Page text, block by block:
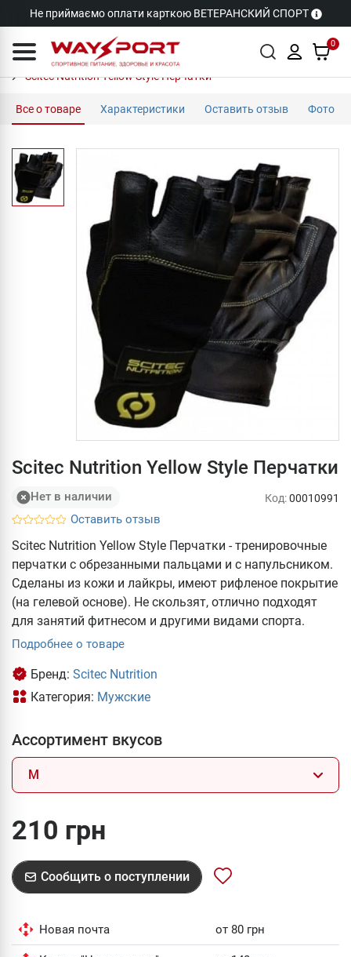
Не приймаємо оплати карткою ВЕТЕРАНСКИЙ СПОРТ
0
Scitec Nutrition Yellow Style Перчатки
Все о товаре Характеристики Оставить отзыв Фото
Scitec Nutrition Yellow Style Перчатки
Нет в наличии
Оставить отзыв
Код:00010991
Scitec Nutrition Yellow Style Перчатки - тренировочные
перчатки с обрезанными пальцами и с напульсником.
Сделаны из кожи и лайкры, имеют рифленое покрытие
(на гелевой основе). Не скользят, отлично подходят
для занятий фитнесом и другими видами спорта.
Подробнее о товаре
Бренд: Scitec Nutrition
Категория: Мужские
Ассортимент вкусов
M
210 грн
Сообщить о поступлении
Новая почта от 80 грн